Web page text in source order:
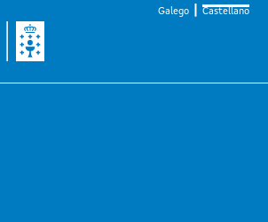
Galego Castellano